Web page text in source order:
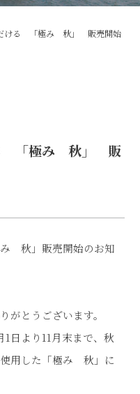
ける 「極み 秋」 販売開始
「極み 秋」 販
秋」販売開始のお知
がとうございます。
日より11月末まで、秋
用した「極み 秋」に